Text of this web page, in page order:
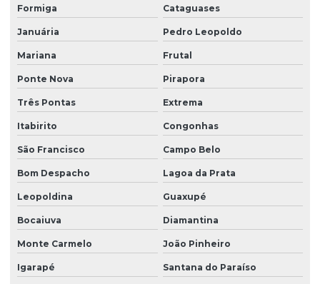
Empresa de plantio de grama
Empresa de plantio de grama em paraná
Empresa produtora de grama batatais
Empresa produtora de grama para campo de golfe
Empresa produtora de grama entregue para obras
Empresa produtora de grama esmeralda
Empresa produtora de grama santo agostinho
Empresa produtora de grama são carlos
Empresa produtora de leiva de grama
Equipe de plantio de grama esmeralda
Formiga Cataguases
Januária Pedro Leopoldo
Mariana Frutal
Ponte Nova Pirapora
Três Pontas Extrema
Itabirito Congonhas
São Francisco Campo Belo
Bom Despacho Lagoa da Prata
Leopoldina Guaxupé
Bocaiuva Diamantina
Monte Carmelo João Pinheiro
Igarapé Santana do Paraíso